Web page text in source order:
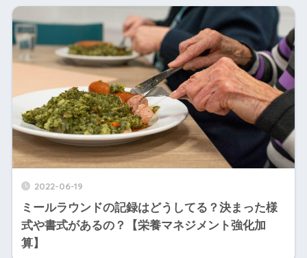
2022-06-19
ミールラウンドの記録はどうしてる？決まった様
式や書式があるの？【栄養マネジメント強化加
算】